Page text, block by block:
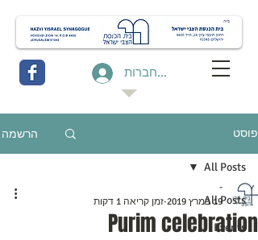
להתחברות
פוסט הרשמה
All Posts
Events
All Posts
Purim celebration
-
19 במרץ 2019
זמן קריאה 1 דקות